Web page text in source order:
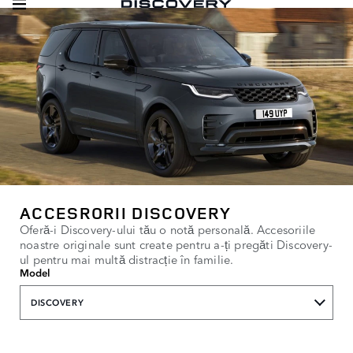
ACCESRORII DISCOVERY
Oferă-i Discovery-ului tău o notă personală. Accesoriile
noastre originale sunt create pentru a-ți pregăti Discovery-
ul pentru mai multă distracție în familie.
Model
DISCOVERY